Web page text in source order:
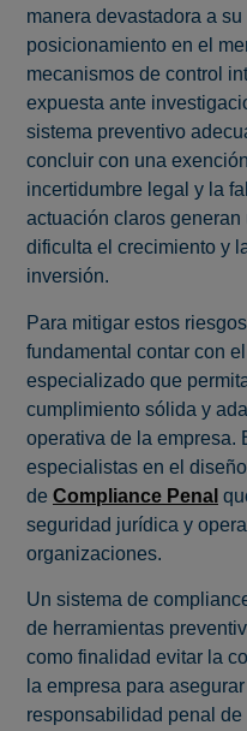
manera devastadora a
posicionamiento en el
mecanismos de control
expuesta ante
sistema preventivo
concluir con una
incertidumbre legal y la
actuación claros
dificulta el crecimiento y
inversión.
Para mitigar estos
fundamental contar con
especializado que
cumplimiento sólida y
operativa de la empresa.
especialistas en el
de Compliance Penal
seguridad jurídica y
organizaciones.
Un sistema de
de herramientas
como finalidad evitar la
la empresa para
responsabilidad penal